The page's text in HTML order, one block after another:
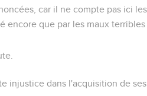
car il ne compte pas ici
encore que par les maux terribles
injustice dans l'acquisition de ses